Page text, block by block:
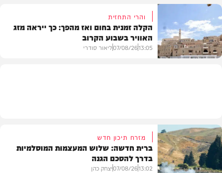
פוליטי
והרי התחזית
הקלה זמנית בחום ואז מהפך: כך ייראה מזג
האוויר בשבוע הקרוב
13:05
07/08/26ליאור סודרי
מזרח תיכון חדש
ברית חדשה: שלוש המעצמות המוסלמיות
בדרך להסכם הגנה
13:02
07/08/26יצחק כהן